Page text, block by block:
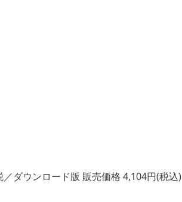
ダウンロード版 販売価格 4,104円(税込)